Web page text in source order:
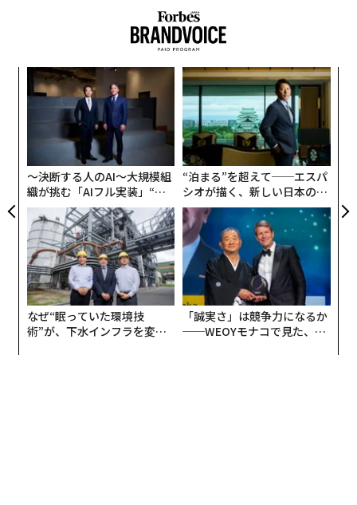
〜決断する人のAI〜大規模組
織が挑む「AIフル実装」“使
う”企業から“動く”企業へ【N
TTドコモビジネス×PwC】
“泊まる”を超えて──エスパ
シオが描く、新しい日本のラ
グジュアリー（前編）
なぜ“眠っていた環境技
術”が、下水インフラを変え
「誠実さ」は競争力になるか
──WEOYモナコで見た、く